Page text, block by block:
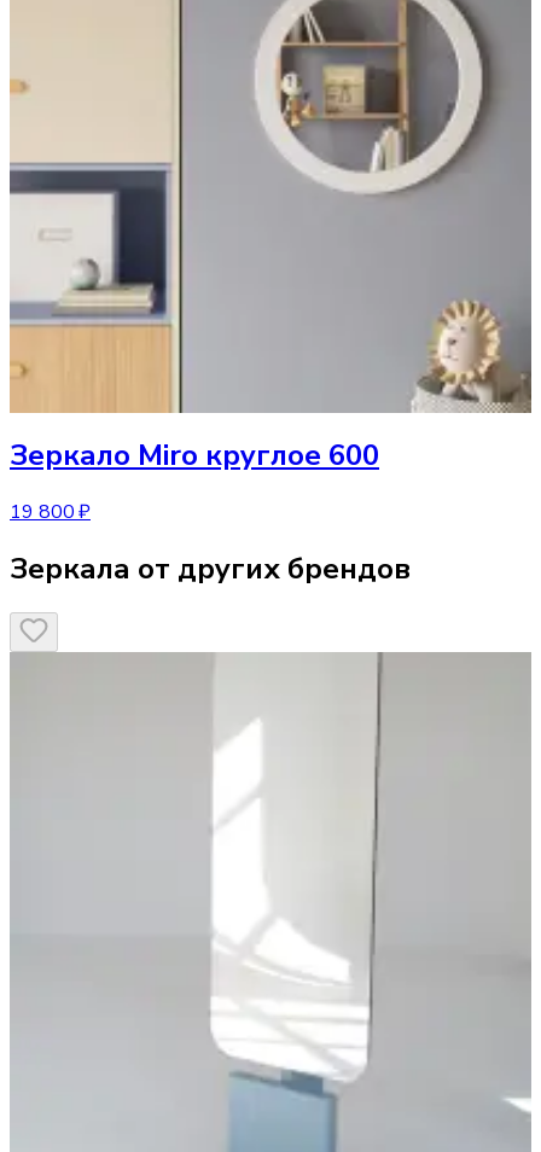
Зеркало Miro круглое 600
19 800 ₽
Зеркала от других брендов